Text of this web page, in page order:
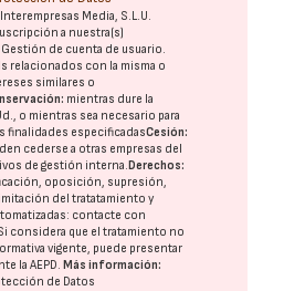
Interempresas Media, S.L.U.
a nuestra(s)
de cuenta de usuario.
relacionados con la misma o
similares o
mientras dure la
o mientras sea necesario para
finalidades especificadasCesión:
cederse a otras empresas del
de gestión interna. Derechos:
oposición, supresión,
del tratatamiento y
contacte con
considera que el tratamiento no
vigente, puede presentar
laAEPD. Más información:
de Datos